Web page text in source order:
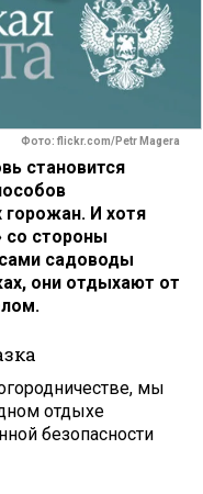
Фото: flickr.com/Petr Magera
становится
И хотя
со стороны
садоводы
они отдыхают от
мы
отдыхе
безопасности